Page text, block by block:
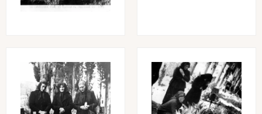
Image Image